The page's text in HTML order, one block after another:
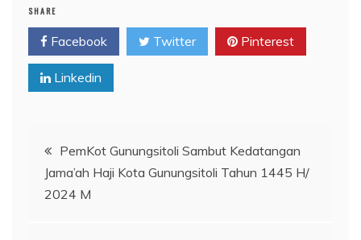
SHARE
Facebook Twitter Pinterest
Linkedin
Navigasi
pos
PemKot Gunungsitoli Sambut Kedatangan
Jama’ah Haji Kota Gunungsitoli Tahun 1445 H/
2024 M